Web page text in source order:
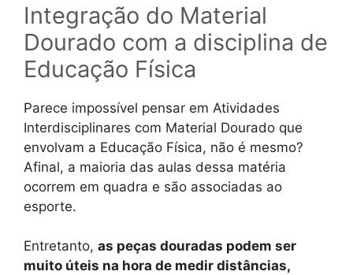
Integração do Material
Dourado com a disciplina de
Educação Física
Parece impossível pensar em Atividades
Interdisciplinares com Material Dourado que
envolvam a Educação Física, não é mesmo?
Afinal, a maioria das aulas dessa matéria
ocorrem em quadra e são associadas ao
esporte.
Entretanto, as peças douradas podem ser
muito úteis na hora de medir distâncias,